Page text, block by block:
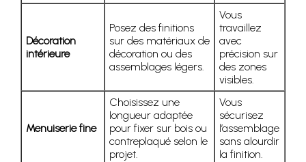
Décoration
intérieure
Posez des finitions
sur des matériaux de
décoration ou des
assemblages légers.
Vous
travaillez
avec
précision sur
des zones
visibles.
Menuiserie fine
Choisissez une
longueur adaptée
pour fixer sur bois ou
contreplaqué selon le
projet.
Vous
sécurisez
l’assemblage
sans alourdir
la finition.